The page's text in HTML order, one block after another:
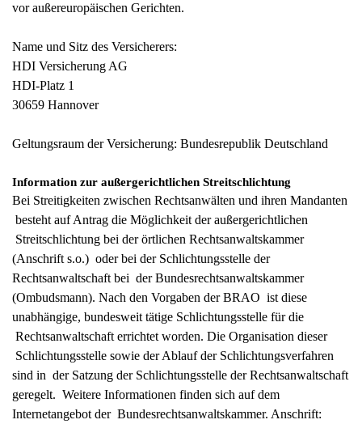
vor außereuropäischen Gerichten.
Name und Sitz des Versicherers:
HDI Versicherung AG
HDI-Platz 1
30659 Hannover
Geltungsraum der Versicherung: Bundesrepublik Deutschland
Information zur außergerichtlichen Streitschlichtung
Bei Streitigkeiten zwischen Rechtsanwälten und ihren Mandanten
besteht auf Antrag die Möglichkeit der außergerichtlichen
Streitschlichtung bei der örtlichen Rechtsanwaltskammer
(Anschrift s.o.) oder bei der Schlichtungsstelle der
Rechtsanwaltschaft bei der Bundesrechtsanwaltskammer
(Ombudsmann). Nach den Vorgaben der BRAO ist diese
unabhängige, bundesweit tätige Schlichtungsstelle für die
Rechtsanwaltschaft errichtet worden. Die Organisation dieser
Schlichtungsstelle sowie der Ablauf der Schlichtungsverfahren
sind in der Satzung der Schlichtungsstelle der Rechtsanwaltschaft
geregelt. Weitere Informationen finden sich auf dem
Internetangebot der Bundesrechtsanwaltskammer. Anschrift: